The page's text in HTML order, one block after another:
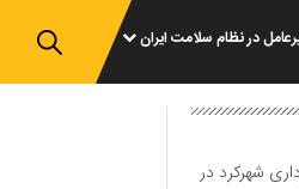
در نظام سلامت ایران
شهرکرد در